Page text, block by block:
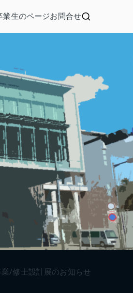
業生のページお問合せ
業/修士設計展のお知らせ